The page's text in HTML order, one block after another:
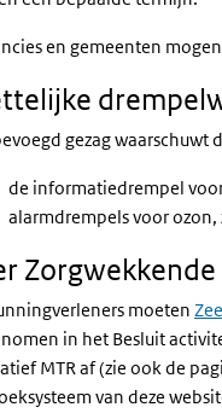
en gemeenten
gezag
de informatiedrempel
alarmdrempels voor
moeten
in het Besluit
MTR af (zie ook de
van deze